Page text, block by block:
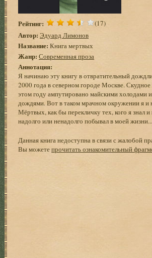
Рейтинг: (17)
Автор: Эдуард Лимонов
Название: Книга мертвых
Жанр: Современная проза
Аннотация:
Я начинаю эту книгу в отвратительный
2000 года в северном городе Москве. Скудное
этом году ампутировано майскими холодами
дождями. Вот в таком мрачном окружении я и
Мёртвых, как бы перекличку тех, кого я знал и
надолго или ненадолго побывал в моей
Данная книга недоступна в связи с жалобой
Вы можетепрочитать ознакомительный